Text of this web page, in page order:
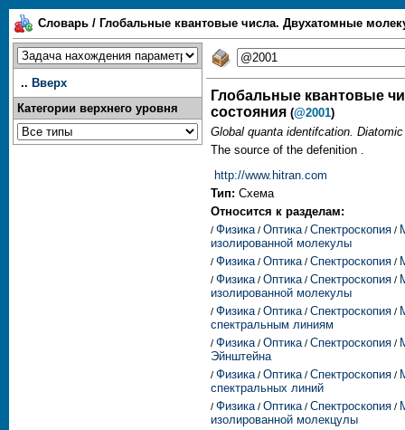
Словарь / Глобальные квантовые числа. Двухатомные
.. Вверх
Категории верхнего уровня
Глобальные квантовые
состояния (@2001)
Global quanta identifcation.
The source of the defenition .
http://www.hitran.com
Тип: Схема
Относится к разделам:
/ Физика / Оптика / Спектроскопия /
изолированной молекулы
/ Физика / Оптика / Спектроскопия /
/ Физика / Оптика / Спектроскопия /
изолированной молекулы
/ Физика / Оптика / Спектроскопия /
спектральным линиям
/ Физика / Оптика / Спектроскопия /
Эйнштейна
/ Физика / Оптика / Спектроскопия /
спектральных линий
/ Физика / Оптика / Спектроскопия /
изолированной молекцулы